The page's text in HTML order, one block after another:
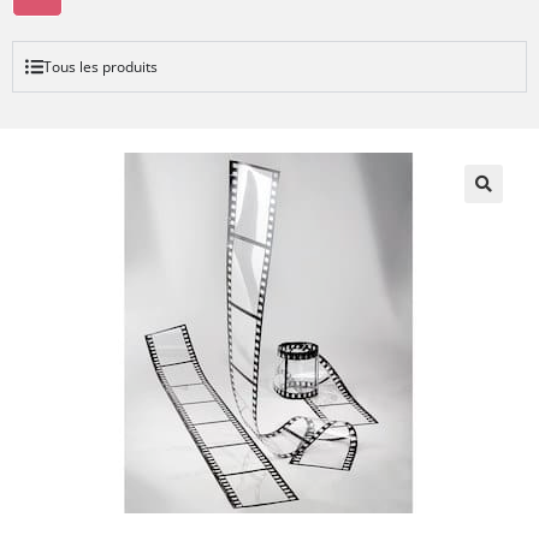
Tous les produits